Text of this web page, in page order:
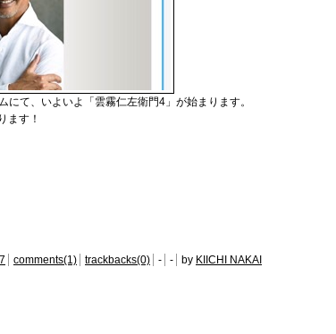
にて、いよいよ「雲霧仁左衛門4」が始まります。
ます！
comments(1) trackbacks(0) - - by KIICHI NAKAI